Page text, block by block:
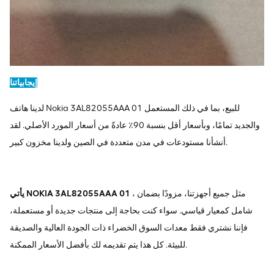
إيجابياتنا
لدينا هاتف Nokia 3AL82055AAA 01 للبيع، بما في ذلك المستعمل
والجديد تمامًا، وبأسعار أقل بنسبة 90٪ عادةً من أسعار المورد الأصلي. لقد
أنشأنا مستودعات في مدن متعددة في الصين ولدينا مخزون كبير.
يأتي NOKIA 3AL82055AAA 01 ، مثل جميع أجهزتنا، مزودًا بضمان
شامل كمعيار قياسي. سواء كنت بحاجة إلى منتجات جديدة أو مستعملة،
فإننا نشتري فقط معدات السوق الخضراء ذات الجودة العالية والصديقة
للبيئة. كل هذا يتم تقديمه لك بأفضل الأسعار الممكنة.